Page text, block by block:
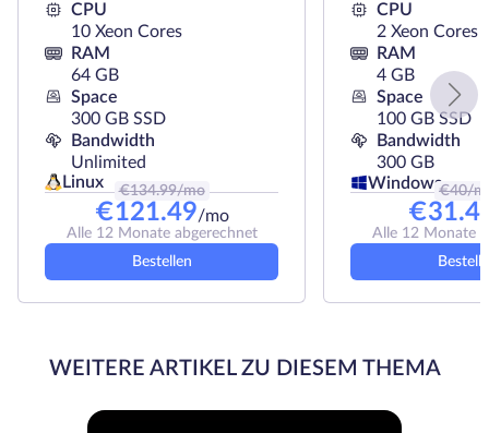
CPU
10 Xeon Cores
RAM
64 GB
Space
300 GB SSD
Bandwidth
Unlimited
Linux
€134.99/mo
€121.49/mo
Alle 12 Monate abgerechnet
Bestellen
CPU
2 Xeon Cores
RAM
4 GB
Space
100 GB SSD
Bandwidth
300 GB
Windows€40/
€
Alle 12 Monate
WEITERE ARTIKEL ZU DIESEM THEMA